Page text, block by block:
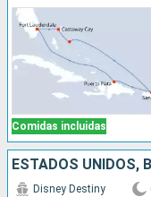
Comidas incluidas
ESTADOS UNIDOS,
Disney Destiny